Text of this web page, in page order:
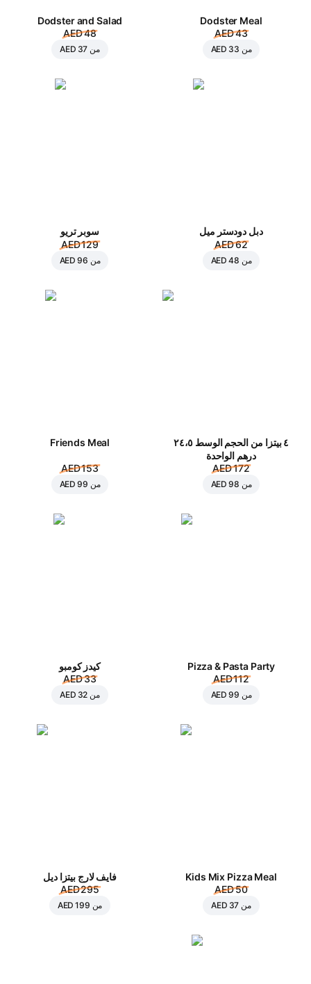
Dodster Meal
AED 43
من AED 33
Dodster and Salad
AED 48
من AED 37
دبل دودستر ميل
AED 62
من AED 48
سوبر تريو
AED 129
من AED 96
٤ بيتزا من الحجم الوسط ٢٤،٥
درهم الواحدة
AED 172
من AED 98
Friends Meal
AED 153
من AED 99
Pizza & Pasta Party
AED 112
من AED 99
كيدز كومبو
AED 33
من AED 32
Kids Mix Pizza Meal
AED 50
من AED 37
فايف لارج بيتزا ديل
AED 295
من AED 199